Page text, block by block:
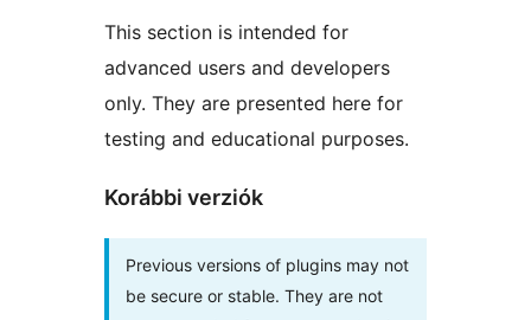
This section is intended for
advanced users and developers
only. They are presented here for
testing and educational purposes.
Korábbi verziók
Previous versions of plugins may not
be secure or stable. They are not